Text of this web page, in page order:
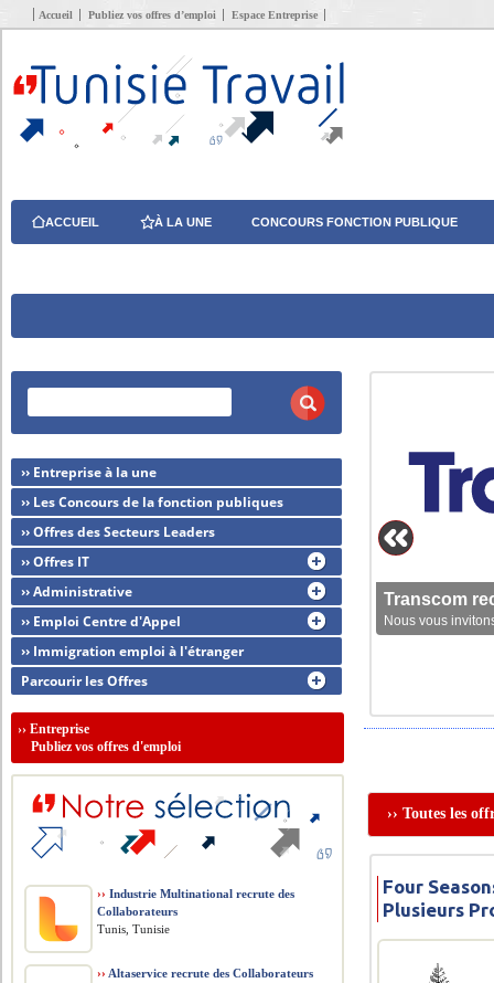
Accueil Publiez vos offres d’emploi Espace Entreprise
ACCUEIL À LA UNE CONCOURS FONCTION PUBLIQUE
Transcom
Nous vous
›› Toutes les
Four
Plusieurs
›› Entreprise à la une
›› Les Concours de la fonction publiques
›› Offres des Secteurs Leaders
›› Offres IT
›› Administrative
›› Emploi Centre d'Appel
›› Immigration emploi à l'étranger
Parcourir les Offres
››Entreprise
Publiez vos offres d'emploi
›› Industrie Multinational recrute des
Collaborateurs
Tunis, Tunisie
›› Altaservice recrute des Collaborateurs